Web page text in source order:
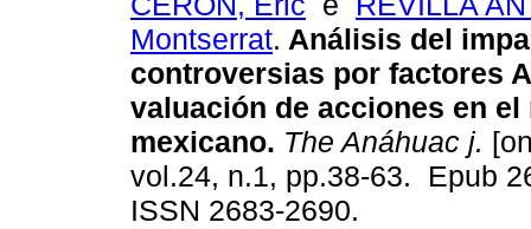
Montserrat. Análisis del
controversias por factores
valuación de acciones en el
mexicano. The Anáhuac j.
vol.24, n.1, pp.38-63. Epub
ISSN 2683-2690.